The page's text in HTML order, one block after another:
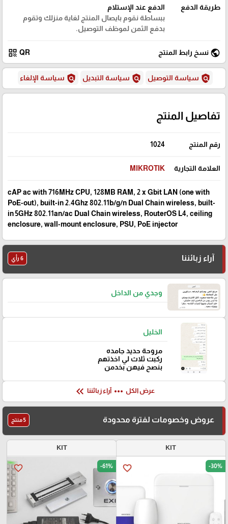
طريقة الدفع
الدفع عند الإستلام
ببساطة نقوم بايصال المنتج لغاية منزلك وتقوم
بدفع الثمن لموظف التوصيل.
public نسخ رابط المنتج QR
qr_code
policy سياسة التوصيل policy سياسة التبديل policy سياسة الإلغاء
تفاصيل المنتج
رقم المنتج 1024
العلامة التجارية MIKROTIK
cAP ac with 716MHz CPU, 128MB RAM, 2 x Gbit LAN (one with
PoE-out), built-in 2.4Ghz 802.11b/g/n Dual Chain wireless, built-
in 5GHz 802.11an/ac Dual Chain wireless, RouterOS L4, ceiling
enclosure, wall-mount enclosure, PSU, PoE injector
آراء زبائننا 6 رأي
وجدي من الداخل
الخليل
مروحة حديد جامده
ركبت ثلاث لي اخذتهم
بنصح فيهن بخدمن
عرض الكل more_horiz آراء زبائننا keyboard_double_arrow_left
عروض وخصومات لفترة محدودة 5 منتج
KIT
favorite_border -30%
KIT
favorite_border -61%